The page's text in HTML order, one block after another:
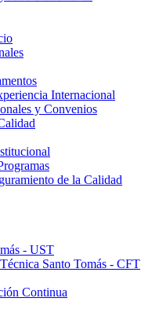
Internacional
y Convenios
de la Calidad
- UST
Santo Tomás - CFT
Continua